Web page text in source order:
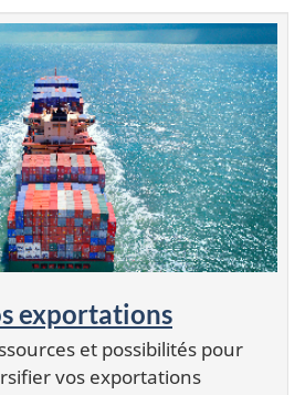
exportations
et possibilités pour
vos exportations